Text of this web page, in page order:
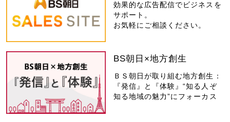
効果的な広告配信でビジネスを
サポート。
お気軽にご相談ください。
BS朝日×地方創生
ＢＳ朝日が取り組む地方創生：
『発信』と『体験』“知る人ぞ
知る地域の魅力”にフォーカス